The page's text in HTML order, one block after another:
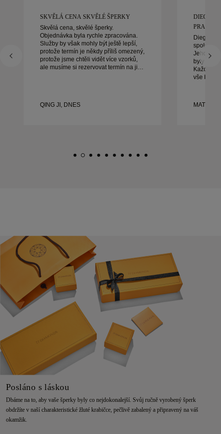
SKVĚLÁ CENA SKVĚLÉ ŠPERKY
Skvělá cena, skvělé šperky.
Objednávka byla rychle zpracována.
Služby by však mohly být ještě lepší,
protože termín je někdy příliš omezený,
protože jsme chtěli vidět více vzorků,
ale musíme si rezervovat termín na jiný
QING JI, DNES
DIEGO
Diego byl
Jeho
byly
Každý
vše bylo
krásné,
prsteny.
Posláno s láskou
Dbáme na to, aby vaše šperky byly co nejdokonalejší. Svůj ručně vyrobený šperk
obdržíte v naší charakteristické žluté krabičce, pečlivě zabalený a připravený na váš
okamžik.